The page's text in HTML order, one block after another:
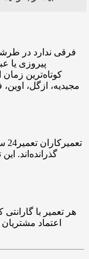
فرقی ندارد در
کوتاه‌ترین
مجیدیه، ازگل،
گذرانده‌اند.
اعتماد